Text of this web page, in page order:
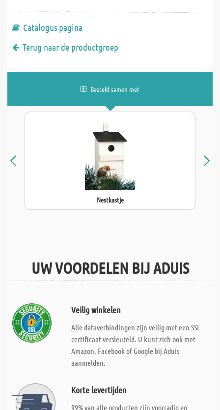
Catalogus pagina
Terug naar de productgroep
Besteld samen met
Nestkastje
UW VOORDELEN BIJ ADUIS
Veilig winkelen
Alle dataverbindingen zijn veilig met een SSL
certificaat versleuteld. U kunt zich ook met
Amazon, Facebook of Google bij Aduis
aanmelden.
Korte levertijden
99% van alle producten zijn voorradig en